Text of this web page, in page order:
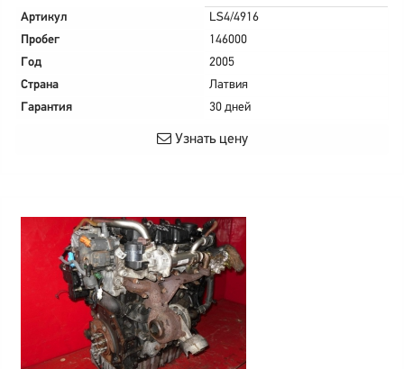
Артикул
LS4/4916
Пробег
146000
Год
2005
Страна
Латвия
Гарантия
30 дней
Узнать цену